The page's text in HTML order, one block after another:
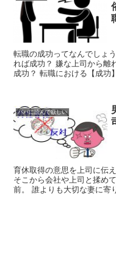
転職の成功ってなんでしょ
れば成功？ 嫌な上司から離
成功？ 転職における【成功
パパに読んで欲しい
育休取得の意思を上司に伝
そこから会社や上司と揉め
前。 誰よりも大切な妻に寄